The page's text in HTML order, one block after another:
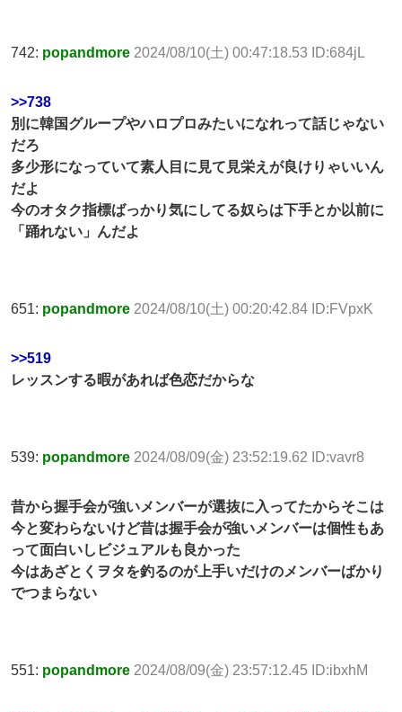
742: popandmore 2024/08/10(土) 00:47:18.53 ID:684jL
>>738
別に韓国グループやハロプロみたいになれって話じゃない
だろ
多少形になっていて素人目に見て見栄えが良けりゃいいん
だよ
今のオタク指標ばっかり気にしてる奴らは下手とか以前に
「踊れない」んだよ
651: popandmore 2024/08/10(土) 00:20:42.84 ID:FVpxK
>>519
レッスンする暇があれば色恋だからな
539: popandmore 2024/08/09(金) 23:52:19.62 ID:vavr8
昔から握手会が強いメンバーが選抜に入ってたからそこは
今と変わらないけど昔は握手会が強いメンバーは個性もあ
って面白いしビジュアルも良かった
今はあざとくヲタを釣るのが上手いだけのメンバーばかり
でつまらない
551: popandmore 2024/08/09(金) 23:57:12.45 ID:ibxhM